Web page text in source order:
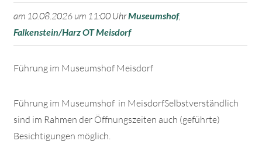
am 10.08.2026 um 11:00 UhrMuseumshof,
Falkenstein/Harz OT Meisdorf
Führung im Museumshof Meisdorf
Führung im Museumshof in MeisdorfSelbstverständlich
sind im Rahmen der Öffnungszeiten auch (geführte)
Besichtigungen möglich.